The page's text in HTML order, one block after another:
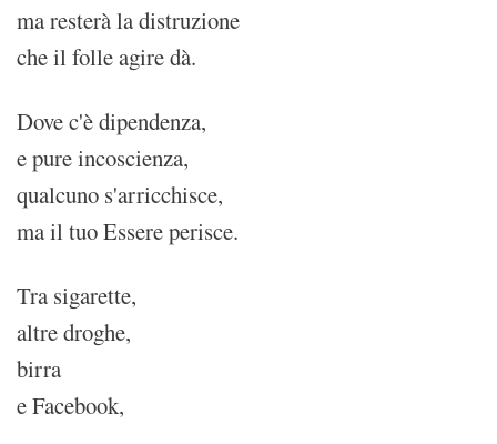
ma resterà la distruzione
che il folle agire dà.
Dove c'è dipendenza,
e pure incoscienza,
qualcuno s'arricchisce,
ma il tuo Essere perisce.
Tra sigarette,
altre droghe,
birra
e Facebook,